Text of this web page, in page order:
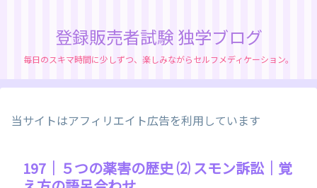
登録販売者試験 独学ブログ
毎日のスキマ時間に少しずつ、楽しみながらセルフメディケーション。
当サイトはアフィリエイト広告を利用しています
197｜５つの薬害の歴史 ⑵ スモン訴訟｜覚